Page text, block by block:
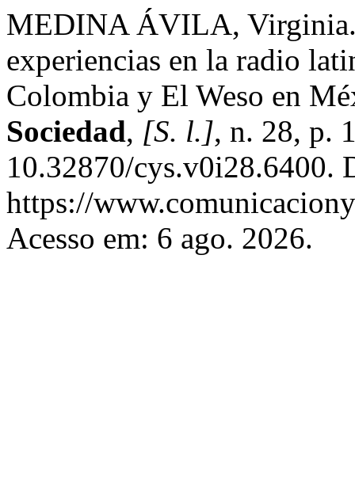
MEDINA ÁVILA, Virginia.
experiencias en la radio
Colombia y El Weso en
Sociedad, [S. l.], n. 28, p.
10.32870/cys.v0i28.6400.
https://
Acesso em: 6 ago. 2026.